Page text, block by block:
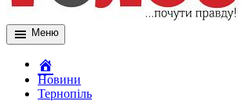
Меню
Новини
Тернопіль